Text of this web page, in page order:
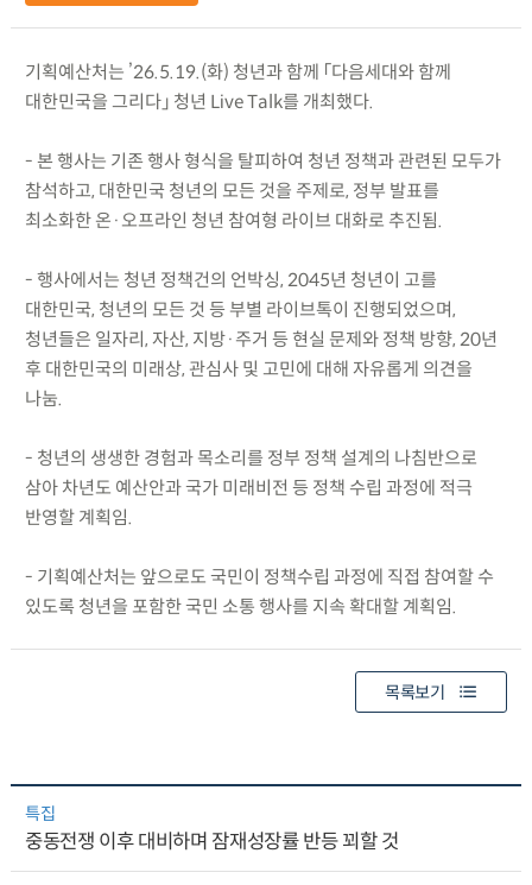
기획예산처는 ’26.5.19.(화) 청년과 함께 「다음세대와 함께
대한민국을 그리다」 청년 Live Talk를 개최했다.
- 본 행사는 기존 행사 형식을 탈피하여 청년 정책과 관련된 모두가
참석하고, 대한민국 청년의 모든 것을 주제로, 정부 발표를
최소화한 온·오프라인 청년 참여형 라이브 대화로 추진됨.
- 행사에서는 청년 정책건의 언박싱, 2045년 청년이 고를
대한민국, 청년의 모든 것 등 부별 라이브톡이 진행되었으며,
청년들은 일자리, 자산, 지방·주거 등 현실 문제와 정책 방향, 20년
후 대한민국의 미래상, 관심사 및 고민에 대해 자유롭게 의견을
나눔.
- 청년의 생생한 경험과 목소리를 정부 정책 설계의 나침반으로
삼아 차년도 예산안과 국가 미래비전 등 정책 수립 과정에 적극
반영할 계획임.
- 기획예산처는 앞으로도 국민이 정책수립 과정에 직접 참여할 수
있도록 청년을 포함한 국민 소통 행사를 지속 확대할 계획임.
목록보기
특집
중동전쟁 이후 대비하며 잠재성장률 반등 꾀할 것